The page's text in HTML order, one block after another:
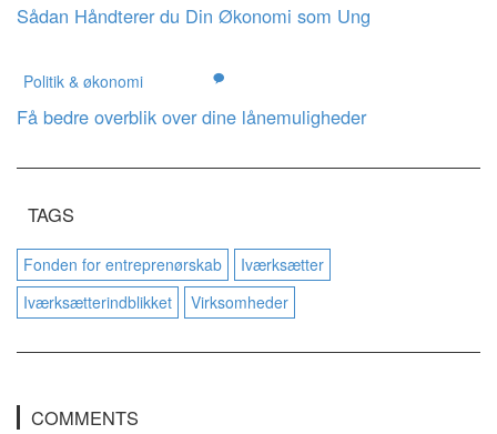
Sådan Håndterer du Din Økonomi som Ung
Politik & økonomi
Få bedre overblik over dine lånemuligheder
TAGS
Fonden for entreprenørskab
Iværksætter
Iværksætterindblikket
Virksomheder
COMMENTS